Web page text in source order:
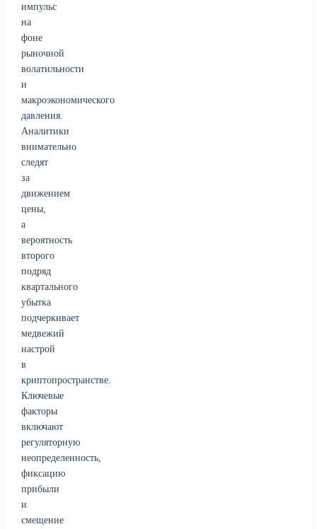
импульс
на
фоне
рыночной
волатильности
и
макроэкономического
давления.
Аналитики
внимательно
следят
за
движением
цены,
а
вероятность
второго
подряд
квартального
убытка
подчеркивает
медвежий
настрой
в
криптопространстве.
Ключевые
факторы
включают
регуляторную
неопределенность,
фиксацию
прибыли
и
смещение